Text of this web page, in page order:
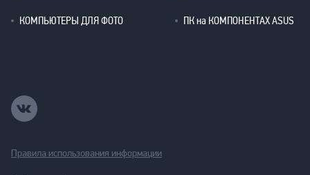
КОМПЬЮТЕРЫ ДЛЯ ФОТО ПК на КОМПОНЕНТАХ ASUS
Правила использования информации